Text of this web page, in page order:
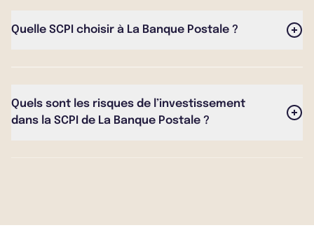
Quelle SCPI choisir à La Banque Postale ?
situation personnelle et de son apport en capital. Il
est possible pour celui-ci de prendre rendez-vous
Quels sont les risques de l’investissement
dans la SCPI de La Banque Postale ?